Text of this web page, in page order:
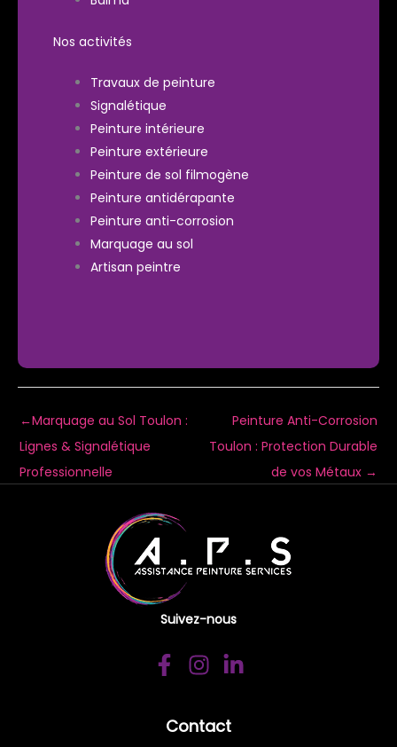
Nos activités
Travaux de peinture
Signalétique
Peinture intérieure
Peinture extérieure
Peinture de sol filmogène
Peinture antidérapante
Peinture anti-corrosion
Marquage au sol
Artisan peintre
←Marquage au Sol Toulon :
Lignes & Signalétique
Professionnelle
Peinture Anti-Corrosion
Toulon : Protection Durable
de vos Métaux →
Suivez-nous
Contact